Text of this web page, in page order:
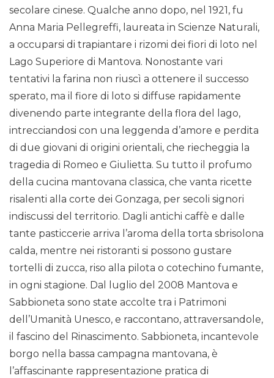
secolare cinese. Qualche anno dopo, nel 1921, fu
Anna Maria Pellegreffi, laureata in Scienze Naturali,
a occuparsi di trapiantare i rizomi dei fiori di loto nel
Lago Superiore di Mantova. Nonostante vari
tentativi la farina non riuscì a ottenere il successo
sperato, ma il fiore di loto si diffuse rapidamente
divenendo parte integrante della flora del lago,
intrecciandosi con una leggenda d’amore e perdita
di due giovani di origini orientali, che riecheggia la
tragedia di Romeo e Giulietta. Su tutto il profumo
della cucina mantovana classica, che vanta ricette
risalenti alla corte dei Gonzaga, per secoli signori
indiscussi del territorio. Dagli antichi caffè e dalle
tante pasticcerie arriva l’aroma della torta sbrisolona
calda, mentre nei ristoranti si possono gustare
tortelli di zucca, riso alla pilota o cotechino fumante,
in ogni stagione. Dal luglio del 2008 Mantova e
Sabbioneta sono state accolte tra i Patrimoni
dell’Umanità Unesco, e raccontano, attraversandole,
il fascino del Rinascimento. Sabbioneta, incantevole
borgo nella bassa campagna mantovana, è
l’affascinante rappresentazione pratica di